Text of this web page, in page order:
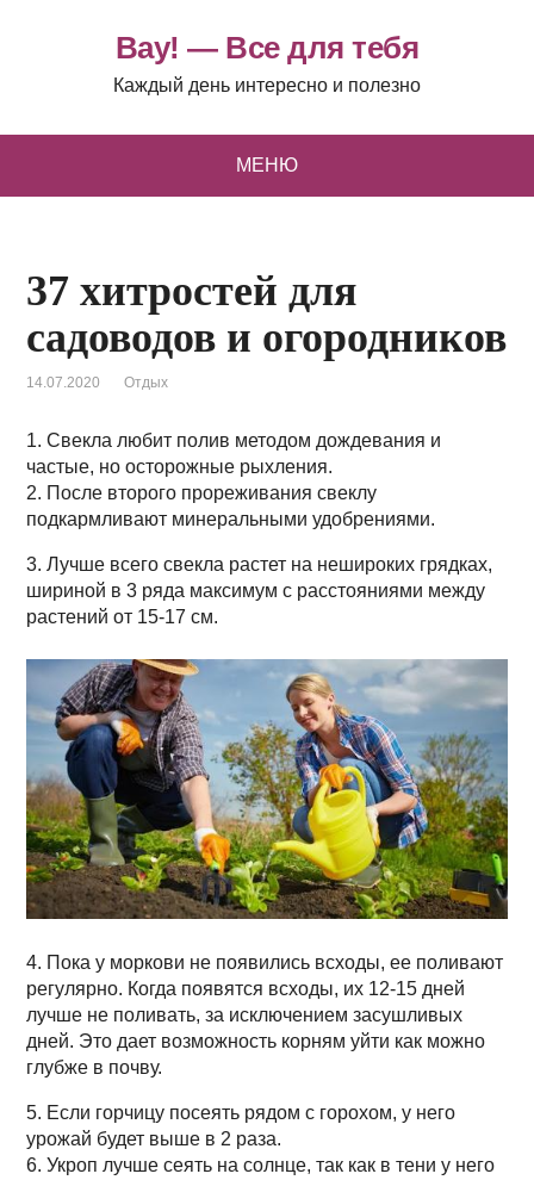
Вау! — Все для тебя
Каждый день интересно и полезно
МЕНЮ
37 хитростей для
садоводов и огородников
14.07.2020 Отдых
1. Свекла любит полив методом дождевания и
частые, но осторожные рыхления.
2. После второго прореживания свеклу
подкармливают минеральными удобрениями.
3. Лучше всего свекла растет на нешироких грядках,
шириной в 3 ряда максимум с расстояниями между
растений от 15-17 см.
4. Пока у моркови не появились всходы, ее поливают
регулярно. Когда появятся всходы, их 12-15 дней
лучше не поливать, за исключением засушливых
дней. Это дает возможность корням уйти как можно
глубже в почву.
5. Если горчицу посеять рядом с горохом, у него
урожай будет выше в 2 раза.
6. Укроп лучше сеять на солнце, так как в тени у него